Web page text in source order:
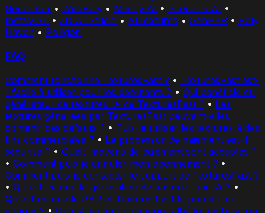
Generator • WithPoly • Meshy AI • Scenario AI •
InstaMAT • 3D AI Studio • AITextured • GenPBR • Poly
Haven • Poliigon
FAQ
Comment fonctionne TexturesFast ? • TexturesFast est-
il facile à utiliser pour les débutants ? • Qui bénéficie du
générateur de textures IA de TexturesFast ? • Les
textures générées par TexturesFast peuvent-elles
contenir des défauts ? • Puis-je utiliser les textures à des
fins commerciales ? • Le processus de paiement est-il
sécurisé ? • Quels moyens de paiement sont acceptés ?
• Comment puis-je annuler mon abonnement ? •
Comment puis-je contacter le support de TexturesFast ?
• Qu'est-ce que la génération de textures par IA ? •
Qu'est-ce que le PBR et TexturesFast le prend-il en